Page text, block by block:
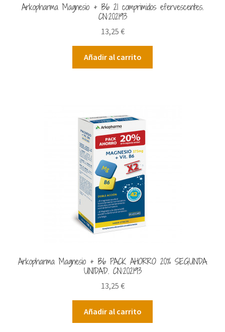
Arkopharma Magnesio + B6 21 comprimidos efervescentes.
CN:202193
13,25 €
Añadir al carrito
Arkopharma Magnesio + B6 PACK AHORRO 20% SEGUNDA
UNIDAD. CN:202193
13,25 €
Añadir al carrito